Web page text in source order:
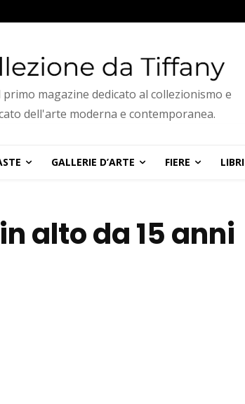
primo magazine dedicato al collezionismo e
dell'arte moderna e contemporanea.
GALLERIE D’ARTE FIERE LIBRI
alto da 15 anni